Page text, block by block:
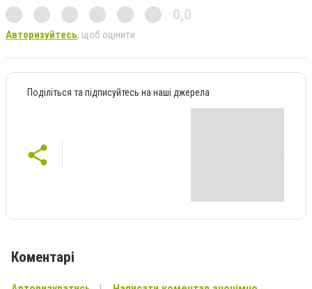
0,0
Авторизуйтесь, щоб оцінити
Поділіться та підписуйтесь на наші джерела
Коментарі